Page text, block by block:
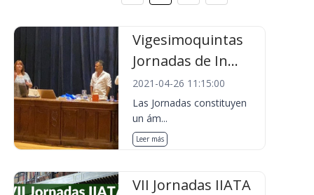
Vigesimoquintas
Jornadas de In...
2021-04-26 11:15:00
Las Jornadas constituyen
un ám...
Leer más
VII Jornadas IIATA